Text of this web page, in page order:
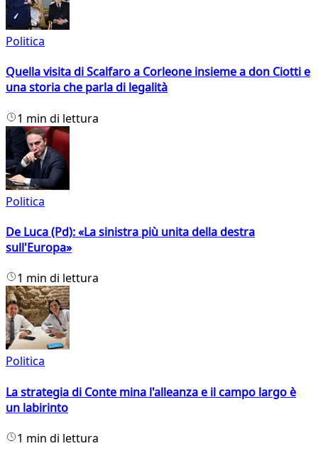
Politica
Quella visita di Scalfaro a Corleone insieme a don Ciotti e
una storia che parla di legalità
1 min di lettura
Politica
De Luca (Pd): «La sinistra più unita della destra
sull'Europa»
1 min di lettura
Politica
La strategia di Conte mina l'alleanza e il campo largo è
un labirinto
1 min di lettura